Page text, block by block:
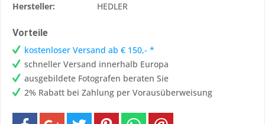
Hersteller:
HEDLER
Vorteile
kostenloser Versand ab € 150,- *
schneller Versand innerhalb Europa
ausgebildete Fotografen beraten Sie
2% Rabatt bei Zahlung per Vorausüberweisung